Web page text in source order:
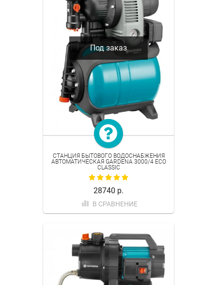
Под заказ
СТАНЦИЯ БЫТОВОГО ВОДОСНАБЖЕНИЯ
АВТОМАТИЧЕСКАЯ GARDENA 3000/4 ECO
CLASSIC
28740 р.
В СРАВНЕНИЕ